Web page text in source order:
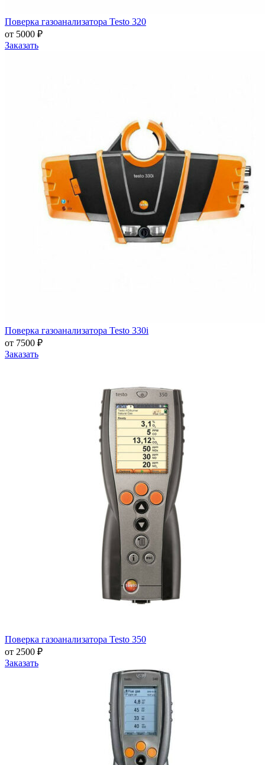
Поверка газоанализатора Testo 320
от 5000 ₽
Заказать
Поверка газоанализатора Testo 330i
от 7500 ₽
Заказать
Поверка газоанализатора Testo 350
от 2500 ₽
Заказать